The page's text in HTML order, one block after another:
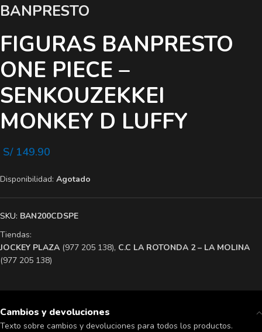
BANPRESTO
FIGURAS BANPRESTO
ONE PIECE –
SENKOUZEKKEI
MONKEY D LUFFY
S/149.90
Disponibilidad: Agotado
SKU: BAN200CDSPE
Tiendas:
​JOCKEY PLAZA (977 205 138), ​C.C LA ROTONDA 2 – LA MOLINA
(977 205 138)
Cambios y devoluciones
Texto sobre cambios y devoluciones para todos los productos.